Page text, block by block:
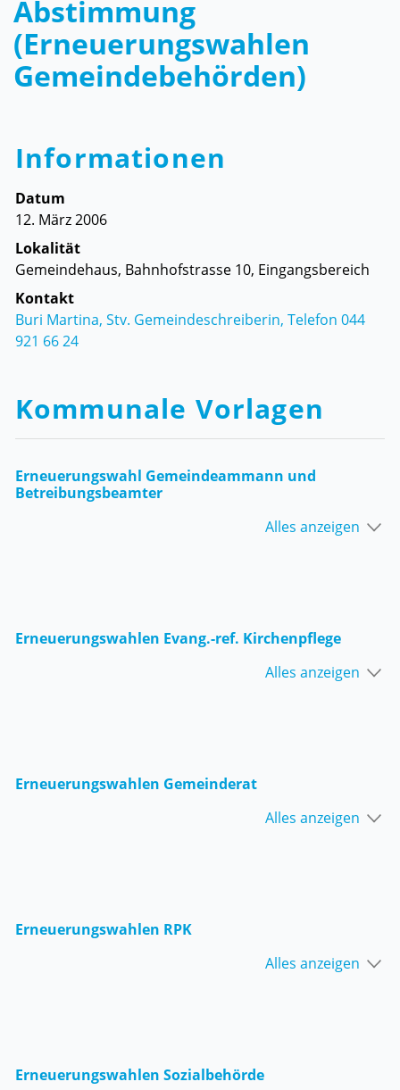
Abstimmung
(Erneuerungswahlen
Gemeindebehörden)
Informationen
Datum
12. März 2006
Lokalität
Gemeindehaus, Bahnhofstrasse 10, Eingangsbereich
Kontakt
Buri Martina, Stv. Gemeindeschreiberin, Telefon 044
921 66 24
Kommunale Vorlagen
Erneuerungswahl Gemeindeammann und
Betreibungsbeamter
Alles anzeigen
Erneuerungswahlen Evang.-ref. Kirchenpflege
Alles anzeigen
Erneuerungswahlen Gemeinderat
Alles anzeigen
Erneuerungswahlen RPK
Alles anzeigen
Erneuerungswahlen Sozialbehörde